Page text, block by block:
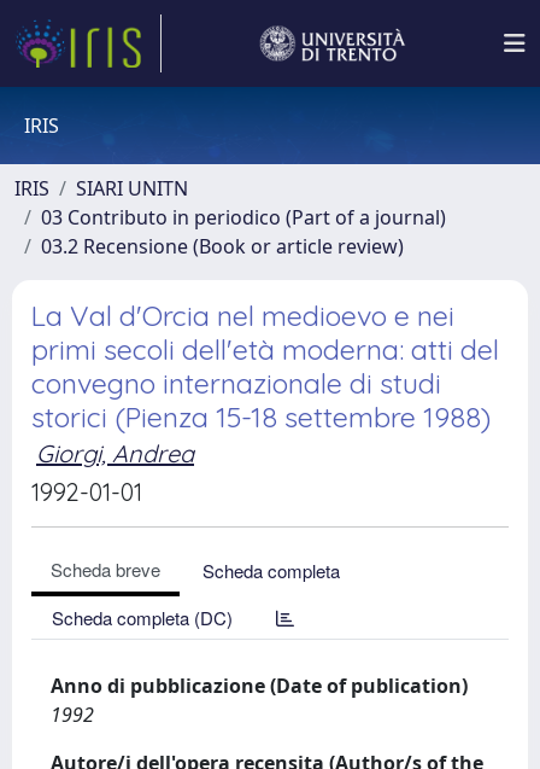
IRIS
IRIS
SIARI UNITN
03 Contributo in periodico (Part of a journal)
03.2 Recensione (Book or article review)
La Val d'Orcia nel medioevo e nei
primi secoli dell'età moderna: atti del
convegno internazionale di studi
storici (Pienza 15-18 settembre 1988)
Giorgi, Andrea
1992-01-01
Scheda breve
Scheda completa
Scheda completa (DC)
Anno di pubblicazione (Date of publication)
1992
Autore/i dell'opera recensita (Author/s of the